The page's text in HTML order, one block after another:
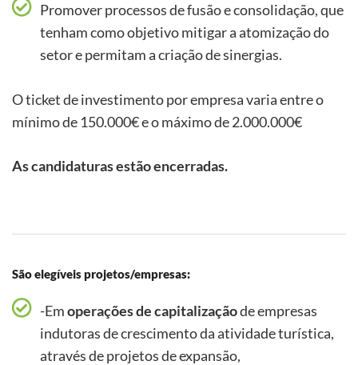
Promover processos de fusão e consolidação, que
tenham como objetivo mitigar a atomização do
setor e permitam a criação de sinergias.
O ticket de investimento por empresa varia entre o
mínimo de 150.000€ e o máximo de 2.000.000€
As candidaturas estão encerradas.
São elegíveis projetos/empresas:
-Emoperações de capitalizaçãode empresas
indutoras de crescimento da atividade turística,
através de projetos de expansão,